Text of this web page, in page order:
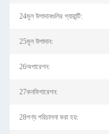
24মূল উপাদানগুলির গ্যারান্টি:
25মূল উপাদান:
26অপারেশন:
27কনফিগারেশন:
28পণ্য পরিচালনা করা হয়: